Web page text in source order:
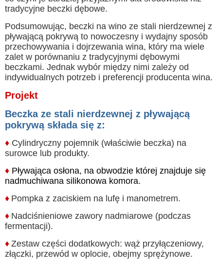
tradycyjne beczki dębowe.
Podsumowując, beczki na wino ze stali nierdzewnej z
pływającą pokrywą to nowoczesny i wydajny sposób
przechowywania i dojrzewania wina, który ma wiele
zalet w porównaniu z tradycyjnymi dębowymi
beczkami. Jednak wybór między nimi zależy od
indywidualnych potrzeb i preferencji producenta wina.
Projekt
Beczka ze stali nierdzewnej z pływającą
pokrywą składa się z:
♦ Cylindryczny pojemnik (właściwie beczka) na
surowce lub produkty.
♦ Pływająca osłona, na obwodzie której znajduje się
nadmuchiwana silikonowa komora.
♦ Pompka z zaciskiem na lufę i manometrem.
♦ Nadciśnieniowe zawory nadmiarowe (podczas
fermentacji).
♦ Zestaw części dodatkowych: wąż przyłączeniowy,
złączki, przewód w oplocie, obejmy sprężynowe.